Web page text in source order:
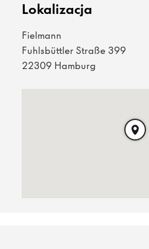
Lokalizacja
Fielmann
Fuhlsbüttler Straße 399
22309 Hamburg